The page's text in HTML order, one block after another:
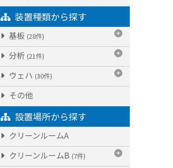
装置種類から探す
基板 (28件)
分析 (21件)
ウェハ (30件)
その他
設置場所から探す
クリーンルームA
クリーンルームB (7件)